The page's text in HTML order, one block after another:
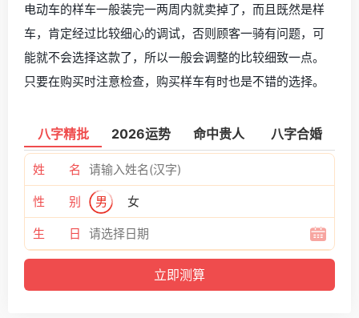
电动车的样车一般装完一两周内就卖掉了，而且既然是样
车，肯定经过比较细心的调试，否则顾客一骑有问题，可
能就不会选择这款了，所以一般会调整的比较细致一点。
只要在购买时注意检查，购买样车有时也是不错的选择。
八字精批 2026运势 命中贵人 八字合婚
姓 名
性 别 男 女
生 日